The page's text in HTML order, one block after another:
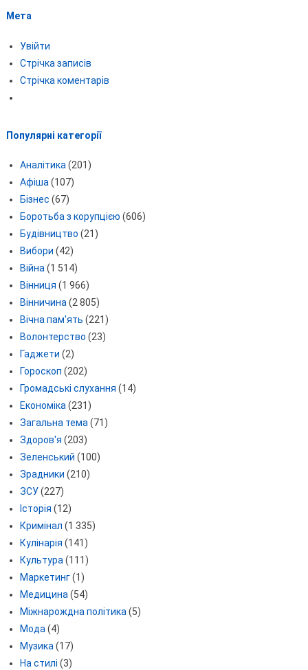
Мета
Увійти
Стрічка записів
Стрічка коментарів
Популярні категорії
Аналітика(201)
Афіша(107)
Бізнес (67)
Боротьба з корупцією (606)
Будівництво (21)
Вибори (42)
Війна(1 514)
Вінниця (1 966)
Вінничина(2 805)
Вічна пам'ять (221)
Волонтерство (23)
Гаджети (2)
Гороскоп (202)
Громадські слухання (14)
Економіка(231)
Загальна тема(71)
Здоров'я (203)
Зеленський (100)
Зрадники (210)
ЗСУ(227)
Історія (12)
Кримінал (1 335)
Кулінарія (141)
Культура(111)
Маркетинг(1)
Медицина(54)
Міжнарождна політика(5)
Мода(4)
Музика(17)
На стилі (3)